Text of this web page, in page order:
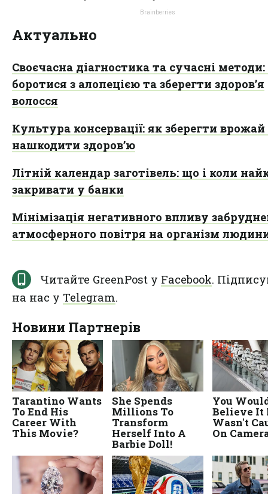
Актуально
Своєчасна діагностика та сучасні
боротися з алопецією та зберегти здоров’я
волосся
Культура консервації: як зберегти врожай
нашкодити здоров’ю
Літній календар заготівель: що і коли
закривати у банки
Мінімізація негативного впливу
атмосферного повітря на організм
Читайте GreenPost у Facebook.
на нас у Telegram.